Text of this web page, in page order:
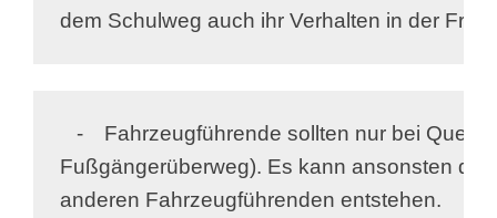
dem Schulweg auch ihr Verhalten in der
   -	Fahrzeugführende sollten nur bei Querungshilfen anhalten (z.B.
Fußgängerüberweg). Es kann ansonsten die
anderen Fahrzeugführenden entstehen.